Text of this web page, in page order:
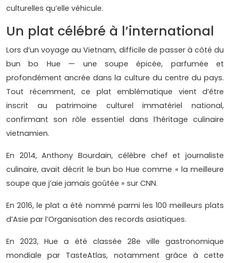
culturelles qu’elle véhicule.
Un plat célébré à l’international
Lors d’un voyage au Vietnam, difficile de passer à côté du
bun bo Hue — une soupe épicée, parfumée et
profondément ancrée dans la culture du centre du pays.
Tout récemment, ce plat emblématique vient d’être
inscrit au patrimoine culturel immatériel national,
confirmant son rôle essentiel dans l’héritage culinaire
vietnamien.
En 2014, Anthony Bourdain, célèbre chef et journaliste
culinaire, avait décrit le bun bo Hue comme « la meilleure
soupe que j’aie jamais goûtée » sur CNN.
En 2016, le plat a été nommé parmi les 100 meilleurs plats
d’Asie par l’Organisation des records asiatiques.
En 2023, Hue a été classée 28e ville gastronomique
mondiale par TasteAtlas, notamment grâce à cette